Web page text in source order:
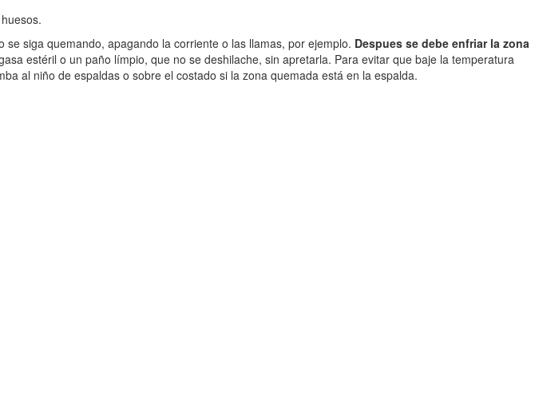
siga quemando, apagando la corriente o las llamas, por ejemplo. Despues se debe enfriar la zona
estéril o un paño límpio, que no se deshilache, sin apretarla. Para evitar que baje la temperatura
al niño de espaldas o sobre el costado si la zona quemada está en la espalda.